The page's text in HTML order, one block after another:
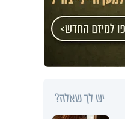
יש לך שאלה?